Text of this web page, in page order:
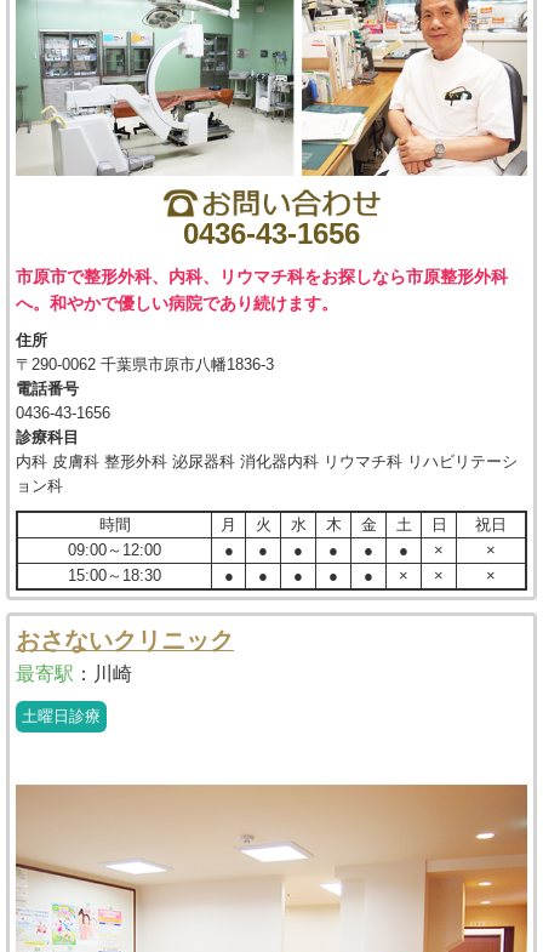
0436-43-1656
市原市で整形外科、内科、リウマチ科をお探しなら市原整形外科
へ。和やかで優しい病院であり続けます。
住所
〒290-0062 千葉県市原市八幡1836-3
電話番号
0436-43-1656
診療科目
内科 皮膚科 整形外科 泌尿器科 消化器内科 リウマチ科 リハビリテーシ
ョン科
時間 月 火 水 木 金 土 日
祝日
09:00～12:00
● ● ● ● ● ● ×
×
15:00～18:30
● ● ● ● ● × × ×
おさないクリニック
最寄駅 ： 川崎
土曜日診療